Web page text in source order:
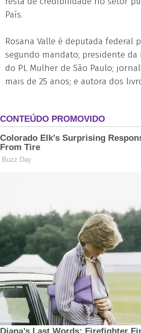
País.
Rosana Valle é deputada federal
segundo mandato; presidente da
do PL Mulher de São Paulo;
mais de 25 anos; e autora dos